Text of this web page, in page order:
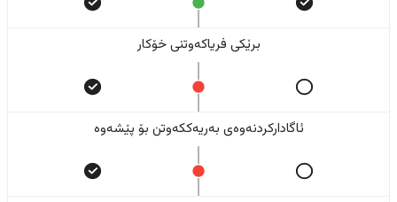
برێکی فریاکەوتنی خۆکار
ئاگادارکردنەوەی بەریەککەوتن بۆ پێشەوە